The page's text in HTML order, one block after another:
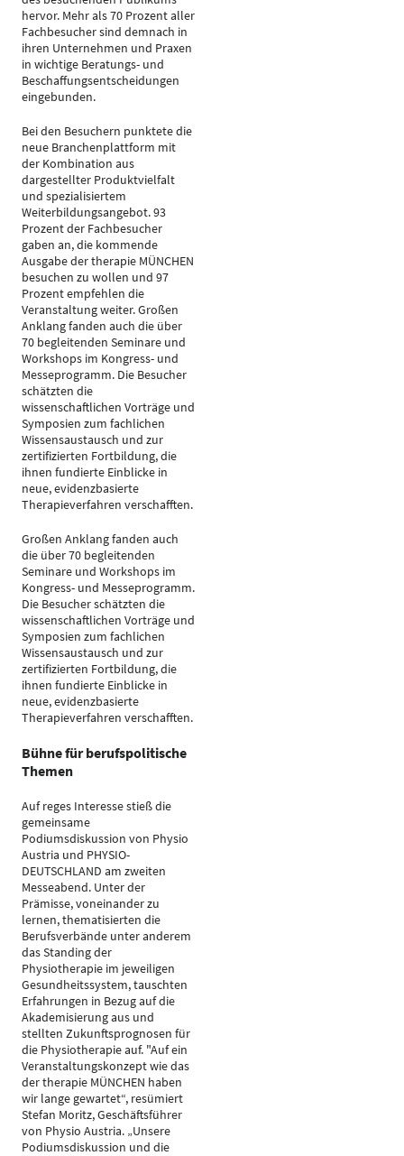
hervor. Mehr als 70 Prozent aller
Fachbesucher sind demnach in
ihren Unternehmen und Praxen
in wichtige Beratungs- und
Beschaffungsentscheidungen
eingebunden.
Bei den Besuchern punktete die
neue Branchenplattform mit
der Kombination aus
dargestellter Produktvielfalt
und spezialisiertem
Weiterbildungsangebot. 93
Prozent der Fachbesucher
gaben an, die kommende
Ausgabe der therapie MÜNCHEN
besuchen zu wollen und 97
Prozent empfehlen die
Veranstaltung weiter. Großen
Anklang fanden auch die über
70 begleitenden Seminare und
Workshops im Kongress- und
Messeprogramm. Die Besucher
schätzten die
wissenschaftlichen Vorträge und
Symposien zum fachlichen
Wissensaustausch und zur
zertifizierten Fortbildung, die
ihnen fundierte Einblicke in
neue, evidenzbasierte
Therapieverfahren verschafften.
Großen Anklang fanden auch
die über 70 begleitenden
Seminare und Workshops im
Kongress- und Messeprogramm.
Die Besucher schätzten die
wissenschaftlichen Vorträge und
Symposien zum fachlichen
Wissensaustausch und zur
zertifizierten Fortbildung, die
ihnen fundierte Einblicke in
neue, evidenzbasierte
Therapieverfahren verschafften.
Bühne für berufspolitische
Themen
Auf reges Interesse stieß die
gemeinsame
Podiumsdiskussion von Physio
Austria und PHYSIO-
DEUTSCHLAND am zweiten
Messeabend. Unter der
Prämisse, voneinander zu
lernen, thematisierten die
Berufsverbände unter anderem
das Standing der
Physiotherapie im jeweiligen
Gesundheitssystem, tauschten
Erfahrungen in Bezug auf die
Akademisierung aus und
stellten Zukunftsprognosen für
die Physiotherapie auf. "Auf ein
Veranstaltungskonzept wie das
der therapie MÜNCHEN haben
wir lange gewartet“, resümiert
Stefan Moritz, Geschäftsführer
von Physio Austria. „Unsere
Podiumsdiskussion und die